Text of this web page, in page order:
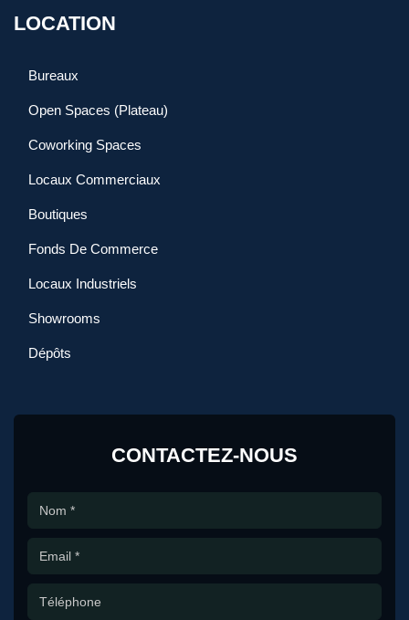
LOCATION
Bureaux
Open Spaces (Plateau)
Coworking Spaces
Locaux Commerciaux
Boutiques
Fonds De Commerce
Locaux Industriels
Showrooms
Dépôts
CONTACTEZ-NOUS